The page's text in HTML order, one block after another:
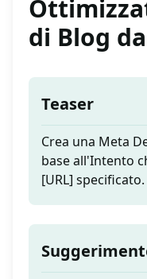
di Blog
Teaser
Crea una Meta
base all'Intento
[URL] specificato.